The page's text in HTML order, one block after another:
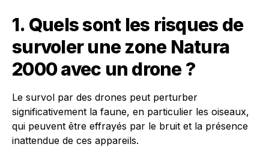
1. Quels sont les risques de
survoler une zone Natura
2000 avec un drone ?
Le survol par des drones peut perturber
significativement la faune, en particulier les oiseaux,
qui peuvent être effrayés par le bruit et la présence
inattendue de ces appareils.